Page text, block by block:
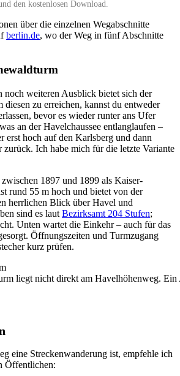
den kostenlosen Download.
über die einzelnen Wegabschnitte
berlin.de, wo der Weg in fünf Abschnitte
noch weiteren Ausblick bietet sich der
zu erreichen, kannst du entweder
bevor es wieder runter ans Ufer
an der Havelchaussee entlanglaufen –
erst hoch auf den Karlsberg und dann
zurück. Ich habe mich für die letzte Variante
1897 und 1899 als Kaiser-
rund 55 m hoch und bietet von der
herrlichen Blick über Havel und
sind es laut Bezirksamt 204 Stufen;
Unten wartet die Einkehr – auch für das
Öffnungszeiten und Turmzugang
kurz prüfen.
liegt nicht direkt am Havelhöhenweg.
eine Streckenwanderung ist, empfehle ich
Öffentlichen: